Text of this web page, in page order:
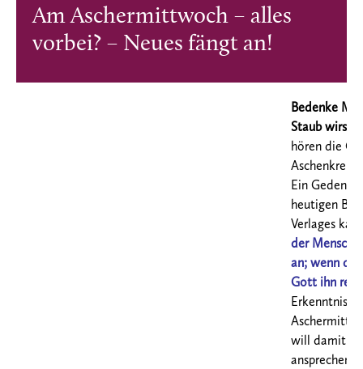
Am Aschermittwoch – alles
vorbei? – Neues fängt an!
Bedenke
Staubwirst
hören die
Ein
heutigen
Verlages
der Mensch
an; wenn
Gott ihn rein.
Erkenntnis.
will damit
ansprechen,